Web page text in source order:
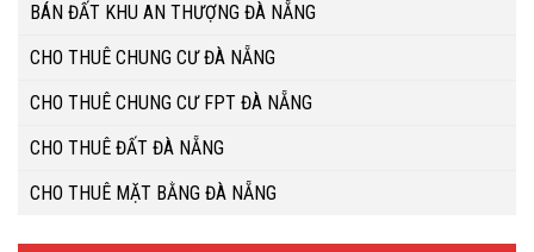
BÁN ĐẤT KHU AN THƯỢNG ĐÀ NẴNG
CHO THUÊ CHUNG CƯ ĐÀ NẴNG
CHO THUÊ CHUNG CƯ FPT ĐÀ NẴNG
CHO THUÊ ĐẤT ĐÀ NẴNG
CHO THUÊ MẶT BẰNG ĐÀ NẴNG